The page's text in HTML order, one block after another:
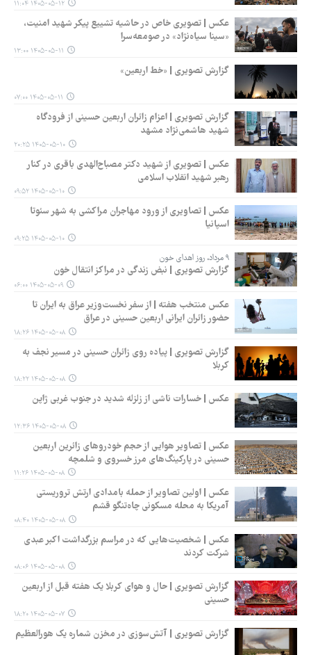
۱۴۰۵-۰۵-۱۲ ۱۱:۰۴
عکس | تصویری خاص در حاشیه تشییع پیکر شهید امنیت،
«سینا سیاه‌نژاد» در صومعه‌سرا
۱۴۰۵-۰۵-۱۱ ۱۳:۰۰
گزارش تصویری | «خط اربعین»
۱۴۰۵-۰۵-۱۱ ۰۷:۰۰
گزارش تصویری | اعزام زائران اربعین حسینی از فرودگاه
شهید هاشمی‌نژاد مشهد
۱۴۰۵-۰۵-۱۰ ۲۰:۲۵
عکس | تصویری از شهید دکتر مصباح‌الهدی باقری در کنار
رهبر شهید انقلاب اسلامی
۱۴۰۵-۰۵-۱۰ ۰۹:۵۲
عکس | تصاویری از ورود مهاجران مراکشی به شهر سئوتا
اسپانیا
۱۴۰۵-۰۵-۱۰ ۰۹:۲۵
۹ مرداد، روز اهدای خون
گزارش تصویری | نبض زندگی در مراکز انتقال خون
۱۴۰۵-۰۵-۰۹ ۰۶:۰۰
عکس منتخب هفته | از سفر نخست‌وزیر عراق به ایران تا
حضور زائران ایرانی اربعین حسینی در عراق
۱۴۰۵-۰۵-۰۸ ۱۸:۲۶
گزارش تصویری | پیاده روی زائران حسینی در مسیر نجف به
کربلا
۱۴۰۵-۰۵-۰۸ ۱۸:۲۲
عکس | خسارات ناشی از زلزله شدید در جنوب غربی ژاپن
۱۴۰۵-۰۵-۰۸ ۱۲:۳۶
عکس | تصاویر هوایی از حجم خودروهای زائرین اربعین
حسینی در پارکینگ‌های مرز خسروی و شلمچه
۱۴۰۵-۰۵-۰۸ ۱۱:۲۶
عکس | اولین تصاویر از حمله بامدادی ارتش تروریستی
آمریکا به محله مسکونی چاه‌تنگو قشم
۱۴۰۵-۰۵-۰۸ ۰۸:۴۰
عکس | شخصیت‌هایی که در مراسم بزرگداشت اکبر عبدی
شرکت کردند
۱۴۰۵-۰۵-۰۸ ۰۸:۰۶
گزارش تصویری | حال و هوای کربلا یک هفته قبل از اربعین
حسینی
۱۴۰۵-۰۵-۰۷ ۱۸:۲۰
گزارش تصویری | آتش‌سوزی در مخزن شماره یک هورالعظیم